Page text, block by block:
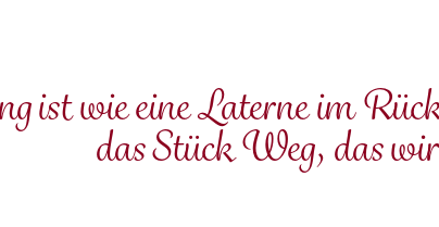
ist wie eine Laterne im
das Stück Weg, das